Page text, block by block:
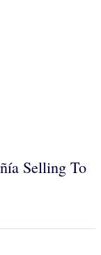
Selling To